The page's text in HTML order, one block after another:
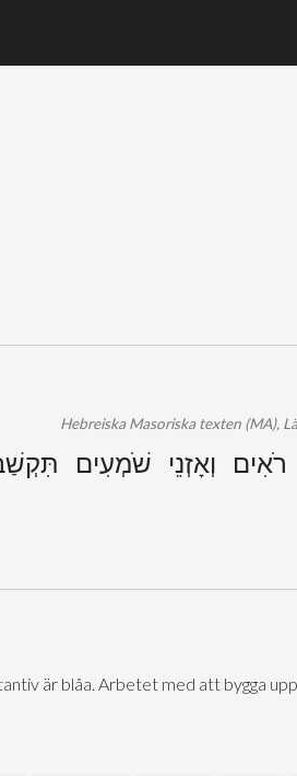
Hebreiska Masoriska texten (MA),
רֹאִים וְאָזְנֵי שֹׁמְעִים
är blåa. Arbetet med att bygga